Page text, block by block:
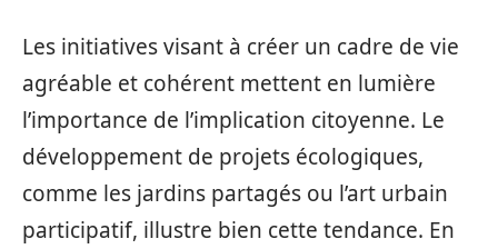
Les initiatives visant à créer un cadre de vie
agréable et cohérent mettent en lumière
l’importance de l’implication citoyenne. Le
développement de projets écologiques,
comme les jardins partagés ou l’art urbain
participatif, illustre bien cette tendance. En